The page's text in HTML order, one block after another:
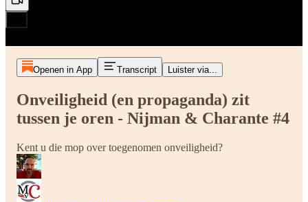
Openen in App Transcript Luister via...
Onveiligheid (en propaganda) zit
tussen je oren - Nijman & Charante #4
Kent u die mop over toegenomen onveiligheid?